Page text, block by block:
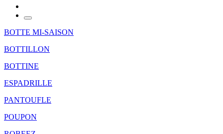
BOTTE MI-SAISON
BOTTILLON
BOTTINE
ESPADRILLE
PANTOUFLE
POUPON